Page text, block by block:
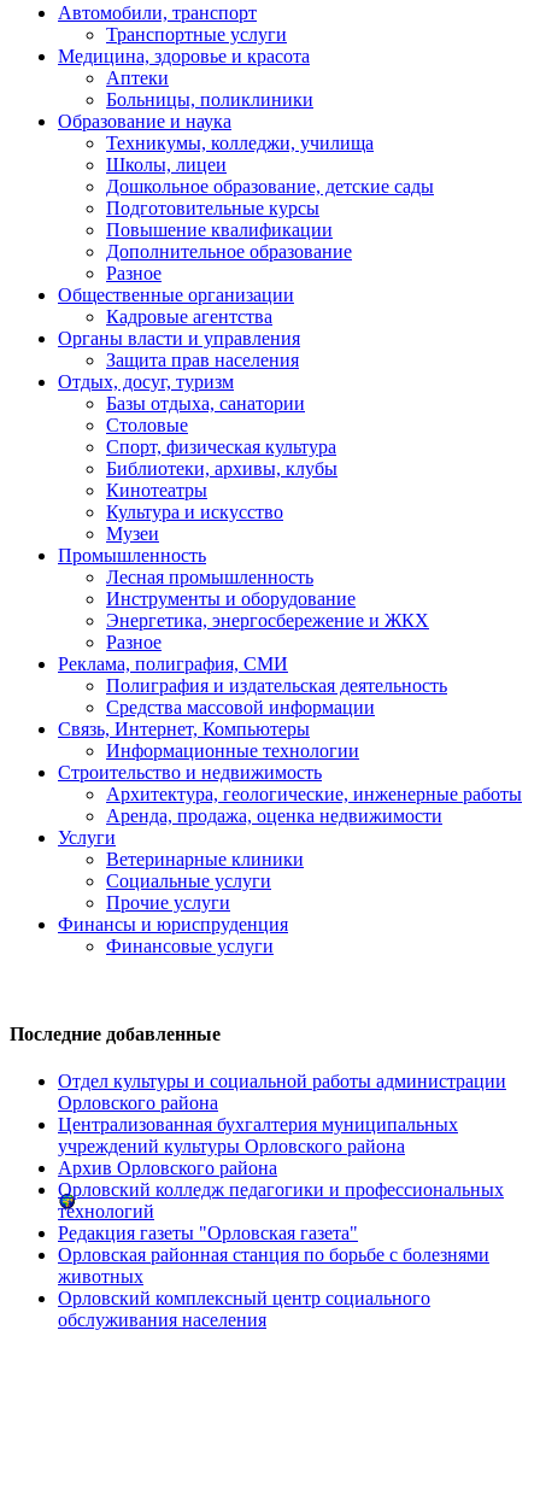
Автомобили, транспорт
Транспортные услуги
Медицина, здоровье и красота
Аптеки
Больницы, поликлиники
Образование и наука
Техникумы, колледжи, училища
Школы, лицеи
Дошкольное образование, детские сады
Подготовительные курсы
Повышение квалификации
Дополнительное образование
Разное
Общественные организации
Кадровые агентства
Органы власти и управления
Защита прав населения
Отдых, досуг, туризм
Базы отдыха, санатории
Столовые
Спорт, физическая культура
Библиотеки, архивы, клубы
Кинотеатры
Культура и искусство
Музеи
Промышленность
Лесная промышленность
Инструменты и оборудование
Энергетика, энергосбережение и ЖКХ
Разное
Реклама, полиграфия, СМИ
Полиграфия и издательская деятельность
Средства массовой информации
Связь, Интернет, Компьютеры
Информационные технологии
Строительство и недвижимость
Архитектура, геологические, инженерные работы
Аренда, продажа, оценка недвижимости
Услуги
Ветеринарные клиники
Социальные услуги
Прочие услуги
Финансы и юриспруденция
Финансовые услуги
Последние добавленные
Отдел культуры и социальной работы администрации
Орловского района
Централизованная бухгалтерия муниципальных
учреждений культуры Орловского района
Архив Орловского района
Орловский колледж педагогики и профессиональных
технологий
Редакция газеты "Орловская газета"
Орловская районная станция по борьбе с болезнями
животных
Орловский комплексный центр социального
обслуживания населения